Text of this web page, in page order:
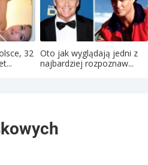
32 Oto jak wyglądają jedni z
najbardziej rozpoznaw...